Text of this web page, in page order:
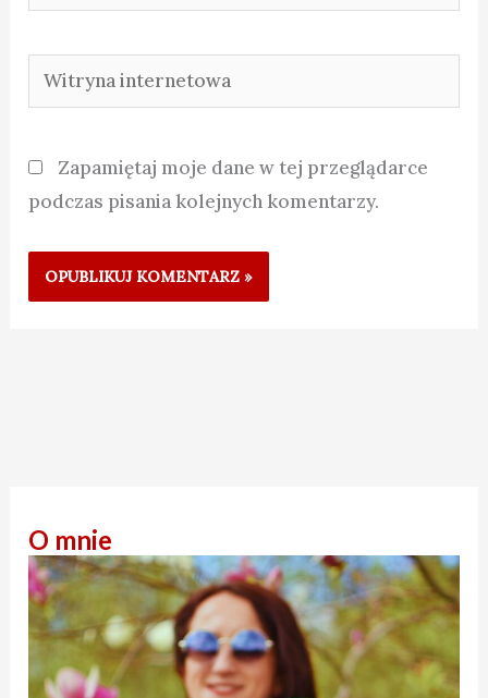
mail*
Witryna
internetowa
Zapamiętaj moje dane w tej przeglądarce
podczas pisania kolejnych komentarzy.
O mnie